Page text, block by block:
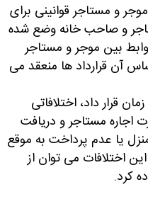
و مستاجر قوانینی برای
و صاحب خانه وضع شده
با روابط بین موجر و مستاجر
آن قرارداد ها منعقد می
قرار داد، اختلافاتی
اجاره مستاجر و دریافت
یا عدم پرداخت به موقع
اختلافات می توان از
کرد.